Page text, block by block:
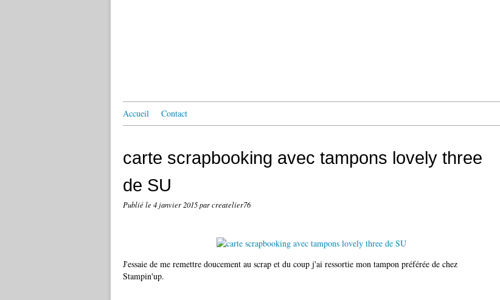
Accueil Contact
carte scrapbooking avec tampons lovely three
de SU
Publié le 4 janvier 2015par createlier76
J'essaie de me remettre doucement au scrap et du coup j'ai ressortie mon tampon préférée de chez
Stampin'up.